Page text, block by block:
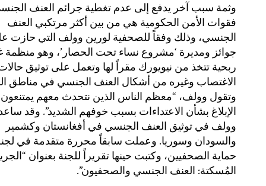
وثمة سبب آخر يدفع إلى عدم تغطية جرائم العنف
فقوات الأمن الحكومية هي من بين أكثر مرتكبي العنف
الجنسي، وذلك وفقاً للصحفية لورين وولف التي حازت
جوائز ومديرة ‘مشروع نساء تحت الحصار’، وهو منظمة
ربحية تتخذ من نيويورك مقراً لها وتعمل على توثيق
الاغتصاب وغيره من أشكال العنف الجنسي في مناطق
وتقول وولف، “معظم الناس الذين نتحدث معهم
الإبلاغ بشأن الاعتداءات بسبب خوفهم الشديد”. وقد
وولف في توثيق العنف الجنسي في أفغانستان وكشمير
والسودان وسوريا. وعملت سابقاً محررة متقدمة في
حماية الصحفيين، وكتبت حينها تقريراً للجنة بعنوان
المُسكتة: العنف الجنسي والصحفيون”.